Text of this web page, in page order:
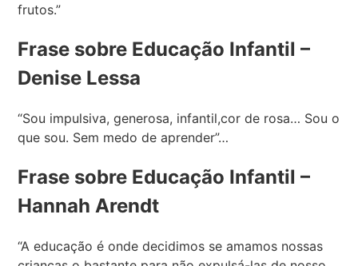
frutos.”
Frase sobre Educação Infantil –
Denise Lessa
“Sou impulsiva, generosa, infantil,cor de rosa… Sou o
que sou. Sem medo de aprender”…
Frase sobre Educação Infantil –
Hannah Arendt
“A educação é onde decidimos se amamos nossas